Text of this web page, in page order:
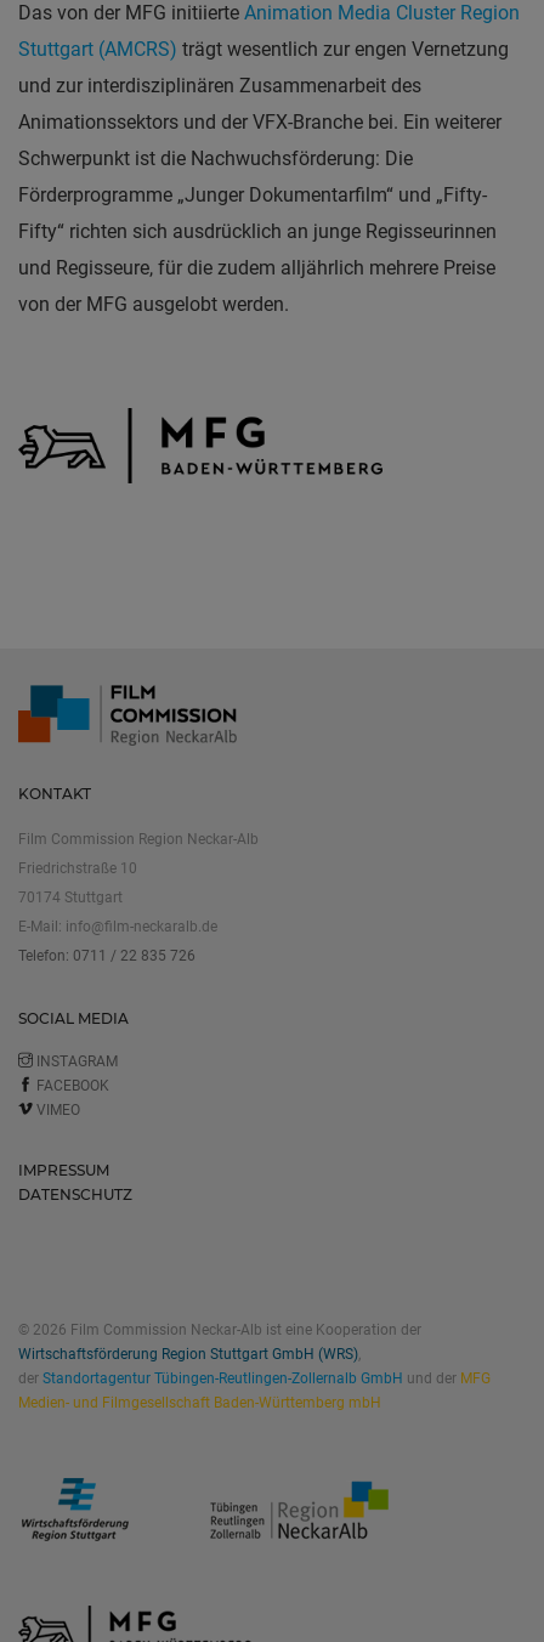
Das von der MFG initiierte Animation Media Cluster Region
Stuttgart (AMCRS) trägt wesentlich zur engen Vernetzung
und zur interdisziplinären Zusammenarbeit des
Animationssektors und der VFX-Branche bei. Ein weiterer
Schwerpunkt ist die Nachwuchsförderung: Die
Förderprogramme „Junger Dokumentarfilm“ und „Fifty-
Fifty“ richten sich ausdrücklich an junge Regisseurinnen
und Regisseure, für die zudem alljährlich mehrere Preise
von der MFG ausgelobt werden.
KONTAKT
Film Commission Region Neckar-Alb
Friedrichstraße 10
70174 Stuttgart
E-Mail: info@film-neckaralb.de
Telefon: 0711 / 22 835 726
SOCIAL MEDIA
INSTAGRAM
FACEBOOK
VIMEO
IMPRESSUM
DATENSCHUTZ
© 2026 Film Commission Neckar-Alb ist eine Kooperation der
Wirtschaftsförderung Region Stuttgart GmbH (WRS),
der Standortagentur Tübingen-Reutlingen-Zollernalb GmbH und der MFG
Medien- und Filmgesellschaft Baden-Württemberg mbH